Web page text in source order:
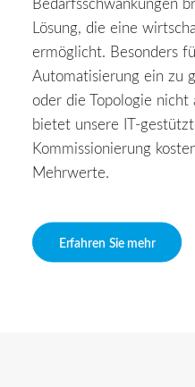
Lösung, die eine
ermöglicht. Besonders
Automatisierung ein zu
oder die Topologie nicht
bietet unsere IT-
Kommissionierung
Mehrwerte.
Erfahren Sie mehr